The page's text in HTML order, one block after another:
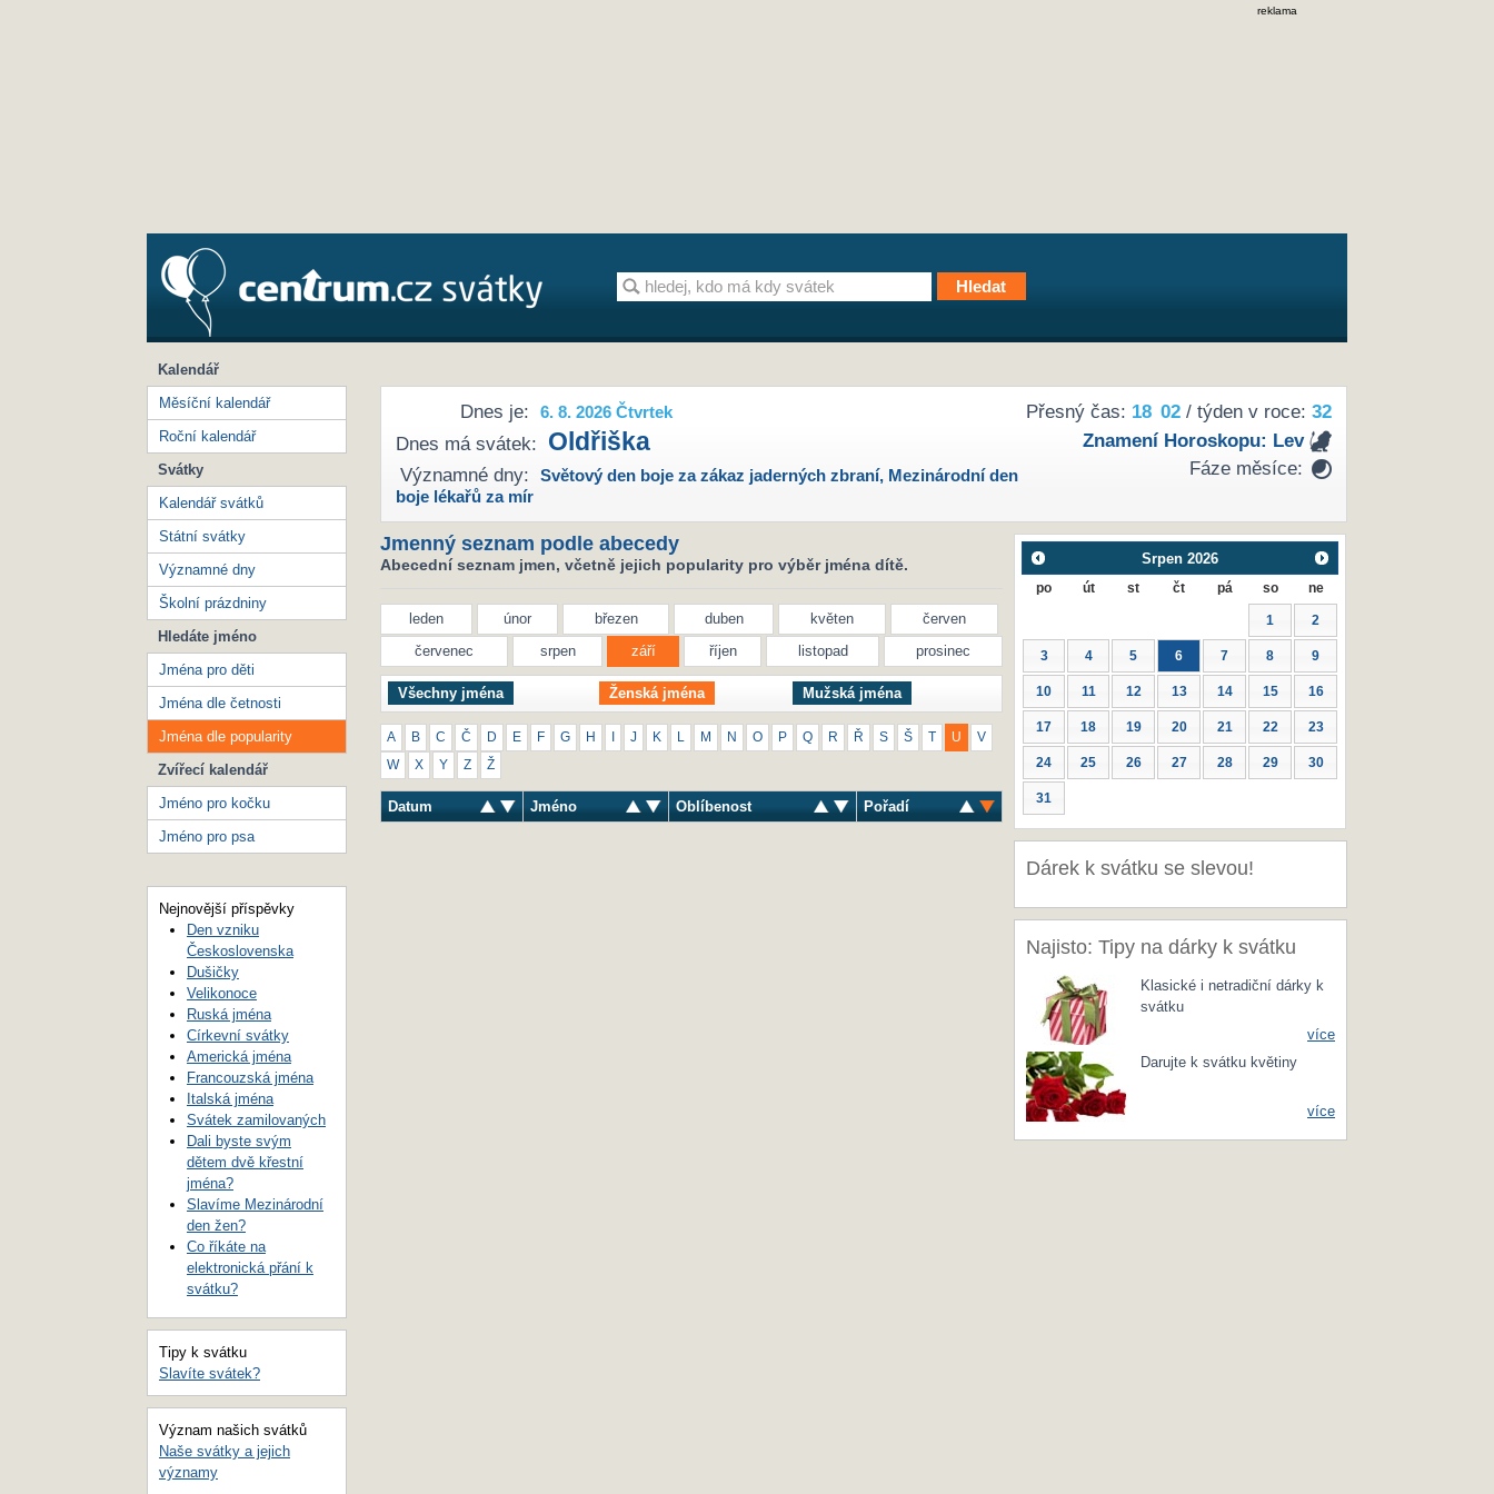
reklama
Přesný čas: 18 02/ týden v roce: 32
Znamení Horoskopu: Lev
Fáze měsíce:
Dnes je: 6. 8. 2026 Čtvrtek
Dnes má svátek: Oldřiška
Významné dny: Světový den boje za zákaz jaderných zbraní, Mezinárodní den
boje lékařů za mír
Jmenný seznam podle abecedy
Abecední seznam jmen, včetně jejich popularity pro výběr jména dítě.
leden únor březen duben květen
červen
červenec
srpen září říjen listopad prosinec
Všechny jména Ženská jména Mužská jména
A B C Č D E F G H J K M N O P Q R Ř S Š T U V
W X Y Z Ž
Datum Jméno Oblíbenost Pořadí
Srpen 2026
po út st čt pá so ne
1 2
3 4 5 6 7 8 9
10 11 12 13 14 15 16
17 18 19 20 21 22 23
24 25 26 27 28 29 30
31
Dárek k svátku se slevou!
Najisto: Tipy na dárky k svátku
Klasické i netradiční dárky k
svátku
více
Darujte k svátku květiny
více
Kalendář
Měsíční kalendář
Roční kalendář
Svátky
Kalendář svátků
Státní svátky
Významné dny
Školní prázdniny
Hledáte jméno
Jména pro děti
Jména dle četnosti
Jména dle popularity
Zvířecí kalendář
Jméno pro kočku
Jméno pro psa
Nejnovější příspěvky
Den vzniku
Československa
Dušičky
Velikonoce
Ruská jména
Církevní svátky
Americká jména
Francouzská jména
Italská jména
Svátek zamilovaných
Dali byste svým
dětem dvě křestní
jména?
Slavíme Mezinárodní
den žen?
Co říkáte na
elektronická přání k
svátku?
Tipy k svátku
Slavíte svátek?
Význam našich svátků
Naše svátky a jejich
významy